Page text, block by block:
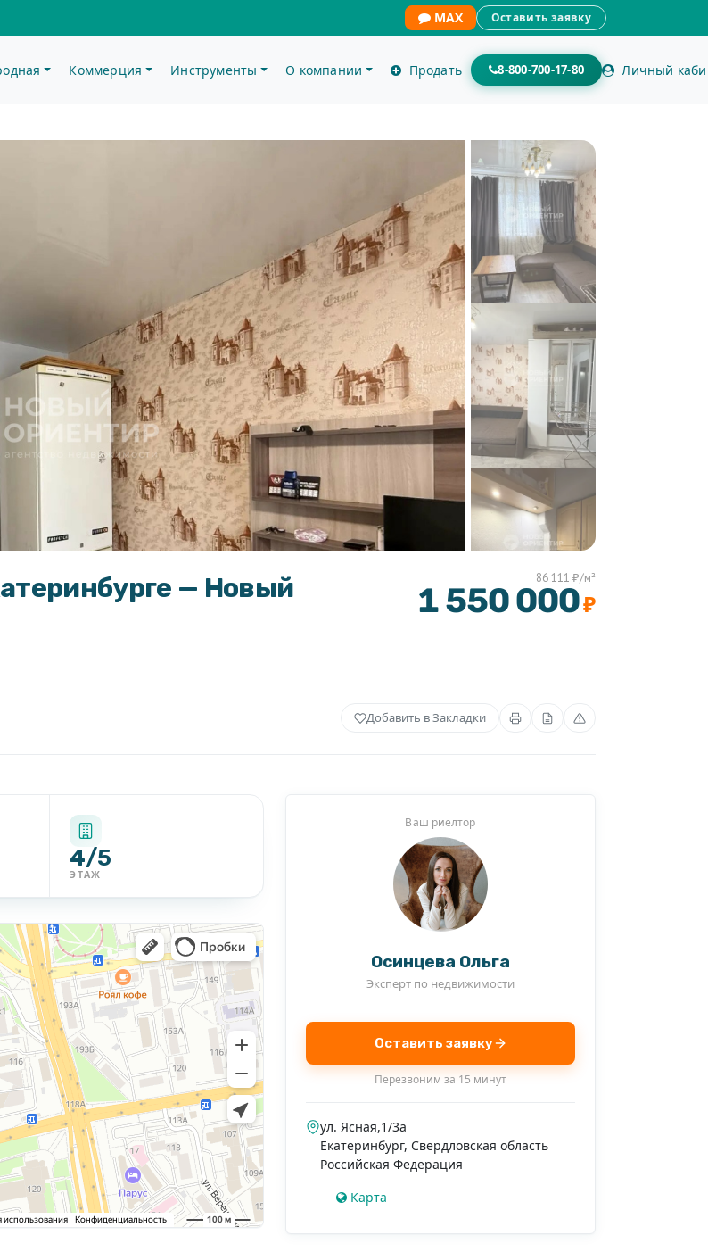
MAX Оставить заявку
Коммерция Инструменты О компании Продать 8-800-700-17-80 Личный
— Новый
86 111 ₽/м²
1 550 000₽
Добавить в Закладки
4/5
ЭТАЖ
Ваш риелтор
Осинцева Ольга
Эксперт по недвижимости
Оставить заявку
Перезвоним за 15 минут
ул. Ясная,1/3а
Екатеринбург, Свердловская область
Российская Федерация
Карта